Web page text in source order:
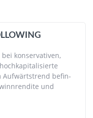
kon­ser­va­tiven,
Auf­wärts­trend befin­
und